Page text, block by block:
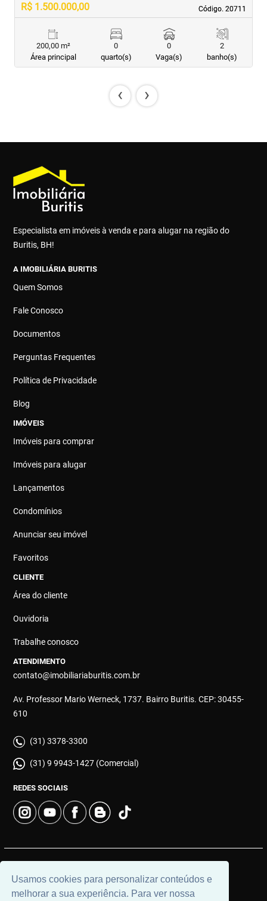
Usamos cookies para personalizar conteúdos e
melhorar a sua experiência. Para ver nossa
Código. 20711
Código. 20711
R$ 1.500.000,00
200,00 m²
Área principal
0
quarto(s)
0
Vaga(s)
2
banho(s)
‹ ›
Especialista em imóveis à venda e para alugar na região do
Buritis, BH!
A IMOBILIÁRIA BURITIS
Quem Somos
Fale Conosco
Documentos
Perguntas Frequentes
Política de Privacidade
Blog
IMÓVEIS
Imóveis para comprar
Imóveis para alugar
Lançamentos
Condomínios
Anunciar seu imóvel
Favoritos
CLIENTE
Área do cliente
Ouvidoria
Trabalhe conosco
ATENDIMENTO
contato@imobiliariaburitis.com.br
Av. Professor Mario Werneck, 1737. Bairro Buritis. CEP: 30455-
610
(31) 3378-3300
(31) 9 9943-1427 (Comercial)
REDES SOCIAIS
Universal Software.